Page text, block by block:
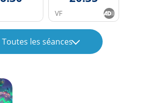
VF
Toutes les séances